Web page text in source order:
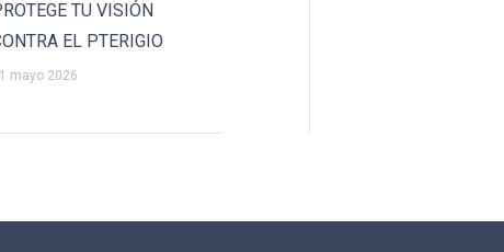
TU VISIÓN
EL PTERIGIO
mayo 2026